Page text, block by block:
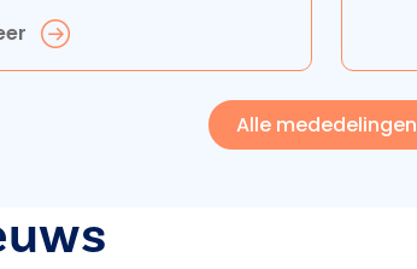
Alle mededelingen